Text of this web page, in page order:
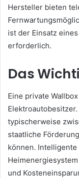
Hersteller bieten
ist der Einsatz
erforderlich.
Das
Eine private
typischerweise
staatliche
können.
und